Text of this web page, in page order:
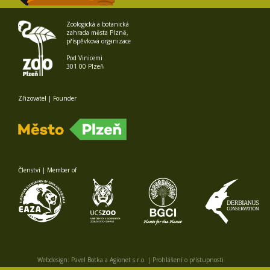
Zoologická a botanická
zahrada města Plzně,
příspěvková organizace
Pod Vinicemi
301 00 Plzeň
Zřizovatel | Founder
Členství | Member of
Webdesign: Pavel Botka a Agionet s.r.o. | Prohlášení o přístupnosti